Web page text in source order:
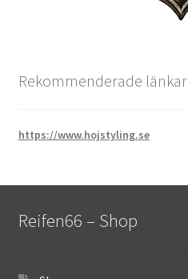
Rekommenderade länkar
https://www.hojstyling.se
Reifen66 – Shop